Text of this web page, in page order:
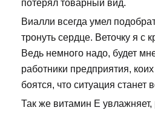
потерял товарный вид.
Виалли всегда умел
тронуть сердце. Веточку я с
Ведь немного надо, будет
работники предприятия,
боятся, что ситуация станет
Так же витамин Е увлажняет,